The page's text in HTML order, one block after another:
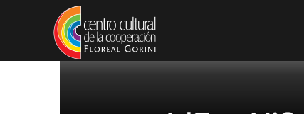
Pasar al contenido principal